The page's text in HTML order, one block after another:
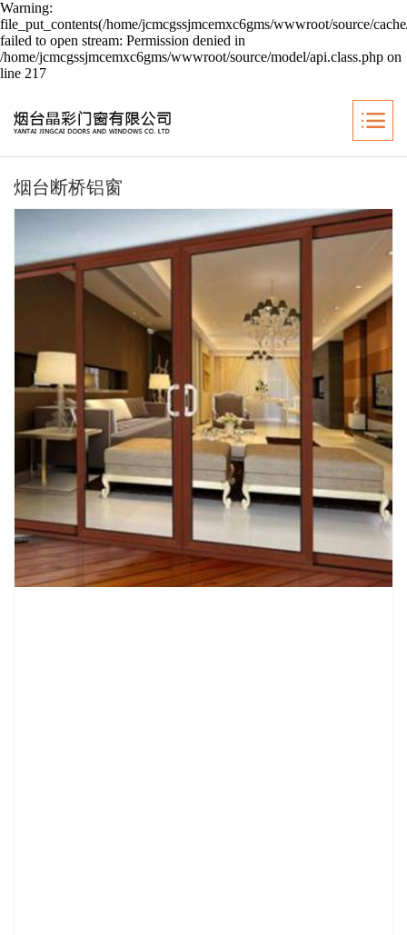
Warning:
file_put_contents(/home/jcmcgssjmcemxc6gms/wwwroot/source/
failed to open stream: Permission denied in
/home/jcmcgssjmcemxc6gms/wwwroot/source/model/api.class.php on
line 217
烟台断桥铝窗